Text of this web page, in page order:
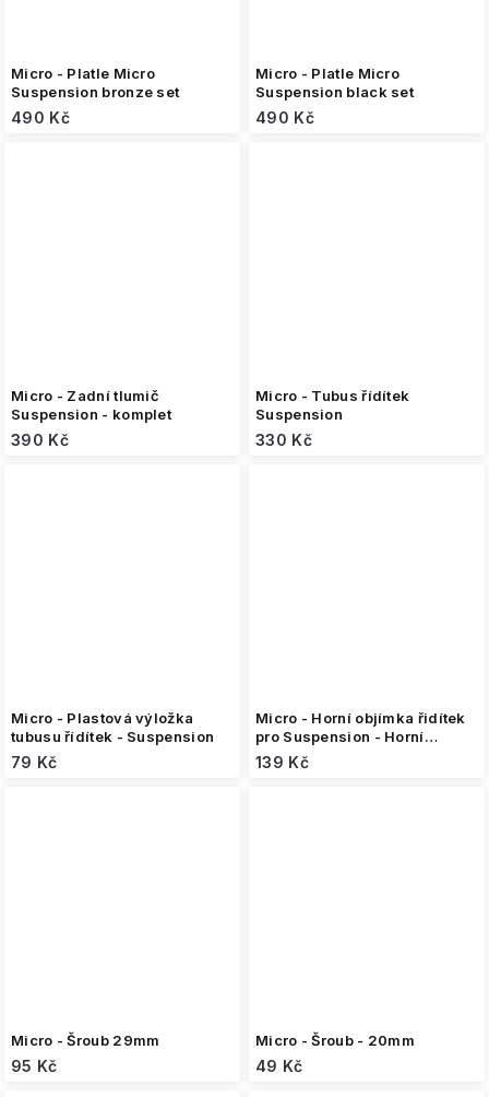
Micro - Platle Micro
Suspension bronze set
490 Kč
Micro - Platle Micro
Suspension black set
490 Kč
Micro - Zadní tlumič
Suspension - komplet
390 Kč
Micro - Tubus řídítek
Suspension
330 Kč
Micro - Plastová výložka
tubusu řídítek - Suspension
79 Kč
Micro - Horní objímka řidítek
pro Suspension - Horní
objímka
139 Kč
Micro - Šroub 29mm
95 Kč
Micro - Šroub - 20mm
49 Kč